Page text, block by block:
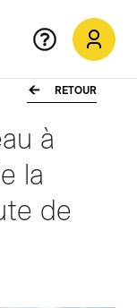
RETOUR
à
la
de